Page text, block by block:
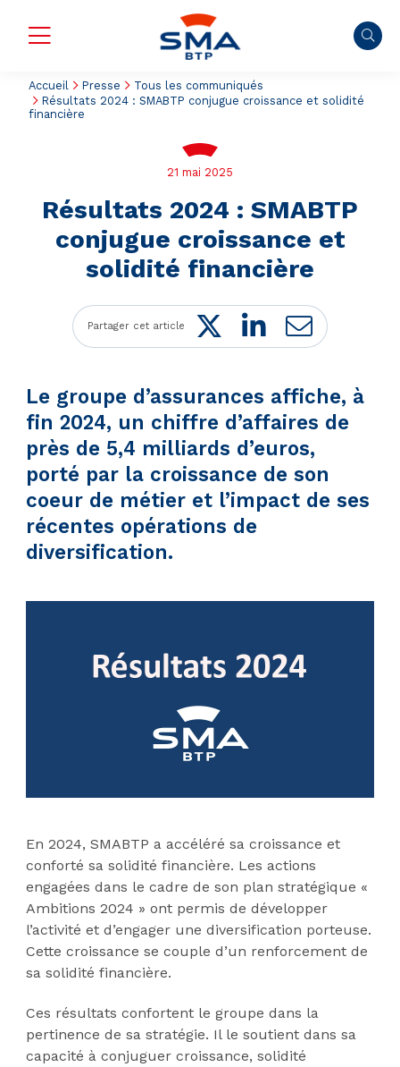
Accueil Presse
Tous les communiqués
Résultats 2024 : SMABTP conjugue croissance et solidité
financière
21 mai 2025
Résultats 2024 : SMABTP
conjugue croissance et
solidité financière
Partager cet article Twitter
LinkedIn
Mail
Le groupe d’assurances affiche, à
fin 2024, un chiffre d’affaires de
près de 5,4 milliards d’euros,
porté par la croissance de son
coeur de métier et l’impact de ses
récentes opérations de
diversification.
En 2024, SMABTP a accéléré sa croissance et
conforté sa solidité financière. Les actions
engagées dans le cadre de son plan stratégique «
Ambitions 2024 » ont permis de développer
l’activité et d’engager une diversification porteuse.
Cette croissance se couple d’un renforcement de
sa solidité financière.
Ces résultats confortent le groupe dans la
pertinence de sa stratégie. Il le soutient dans sa
capacité à conjuguer croissance, solidité